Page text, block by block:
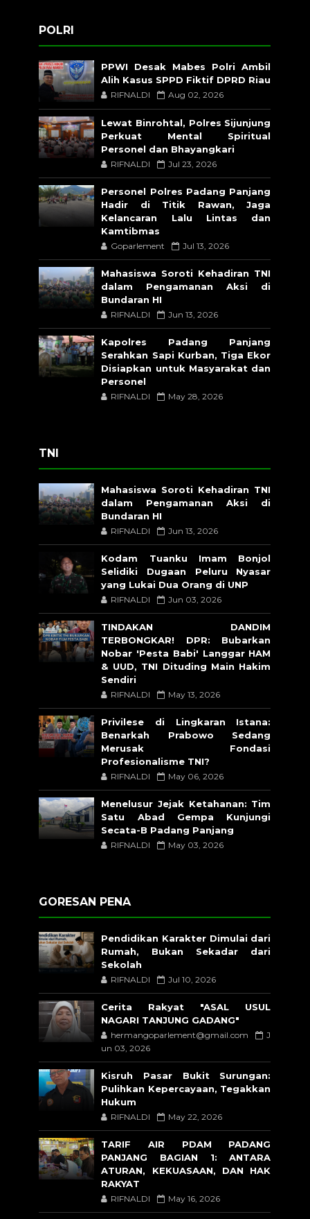
POLRI
PPWI Desak Mabes Polri Ambil
Alih Kasus SPPD Fiktif DPRD Riau
RIFNALDI Aug 02, 2026
Lewat Binrohtal, Polres Sijunjung
Perkuat Mental Spiritual
Personel dan Bhayangkari
RIFNALDI Jul 23, 2026
Personel Polres Padang Panjang
Hadir di Titik Rawan, Jaga
Kelancaran Lalu Lintas dan
Kamtibmas
Goparlement Jul 13, 2026
Mahasiswa Soroti Kehadiran TNI
dalam Pengamanan Aksi di
Bundaran HI
RIFNALDI Jun 13, 2026
Kapolres Padang Panjang
Serahkan Sapi Kurban, Tiga Ekor
Disiapkan untuk Masyarakat dan
Personel
RIFNALDI May 28, 2026
TNI
Mahasiswa Soroti Kehadiran TNI
dalam Pengamanan Aksi di
Bundaran HI
RIFNALDI Jun 13, 2026
Kodam Tuanku Imam Bonjol
Selidiki Dugaan Peluru Nyasar
yang Lukai Dua Orang di UNP
RIFNALDI Jun 03, 2026
TINDAKAN DANDIM
TERBONGKAR! DPR: Bubarkan
Nobar 'Pesta Babi' Langgar HAM
& UUD, TNI Dituding Main Hakim
Sendiri
RIFNALDI May 13, 2026
Privilese di Lingkaran Istana:
Benarkah Prabowo Sedang
Merusak Fondasi
Profesionalisme TNI?
RIFNALDI May 06, 2026
Menelusur Jejak Ketahanan: Tim
Satu Abad Gempa Kunjungi
Secata-B Padang Panjang
RIFNALDI May 03, 2026
GORESAN PENA
Pendidikan Karakter Dimulai dari
Rumah, Bukan Sekadar dari
Sekolah
RIFNALDI Jul 10, 2026
Cerita Rakyat "ASAL USUL
NAGARI TANJUNG GADANG"
hermangoparlement@gmail.com
J
un 03, 2026
Kisruh Pasar Bukit Surungan:
Pulihkan Kepercayaan, Tegakkan
Hukum
RIFNALDI May 22, 2026
TARIF AIR PDAM PADANG
PANJANG BAGIAN 1: ANTARA
ATURAN, KEKUASAAN, DAN HAK
RAKYAT
RIFNALDI May 16, 2026